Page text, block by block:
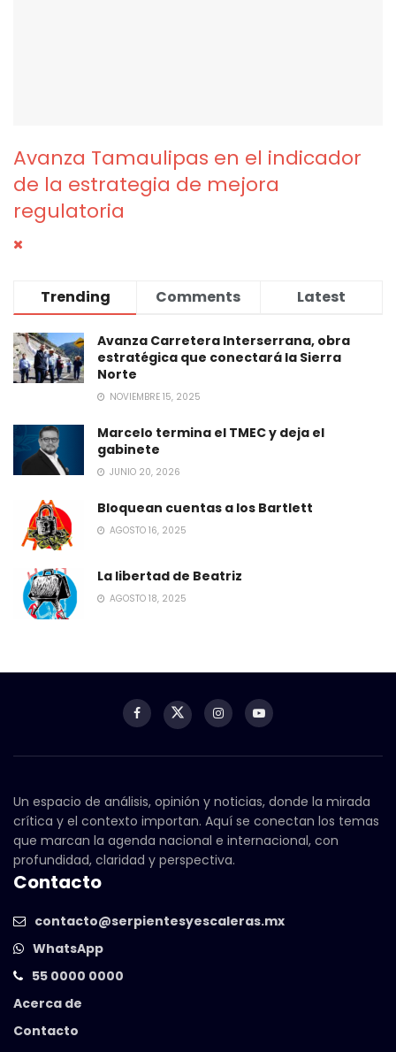
Avanza Tamaulipas en el indicador
de la estrategia de mejora
regulatoria
Trending Comments Latest
Avanza Carretera Interserrana, obra
estratégica que conectará la Sierra
Norte
NOVIEMBRE 15, 2025
Marcelo termina el TMEC y deja el
gabinete
JUNIO 20, 2026
Bloquean cuentas a los Bartlett
AGOSTO 16, 2025
La libertad de Beatriz
AGOSTO 18, 2025
Un espacio de análisis, opinión y noticias, donde la mirada
crítica y el contexto importan. Aquí se conectan los temas
que marcan la agenda nacional e internacional, con
profundidad, claridad y perspectiva.
Contacto
contacto@serpientesyescaleras.mx
WhatsApp
55 0000 0000
Acerca de
Contacto